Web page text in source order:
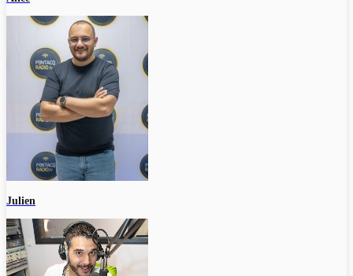
Julien